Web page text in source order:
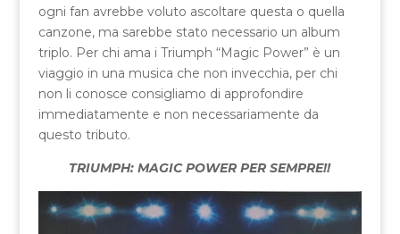
ogni fan avrebbe voluto ascoltare questa o quella
canzone, ma sarebbe stato necessario un album
triplo. Per chi ama i Triumph “Magic Power” è un
viaggio in una musica che non invecchia, per chi
non li conosce consigliamo di approfondire
immediatamente e non necessariamente da
questo tributo.
TRIUMPH: MAGIC POWER PER SEMPRE!!